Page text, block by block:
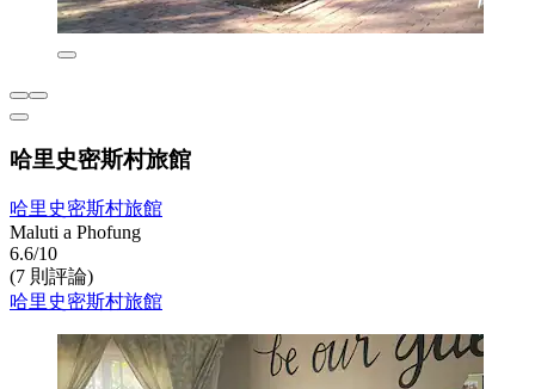
哈里史密斯村旅館
哈里史密斯村旅館
Maluti a Phofung
6.6/10
(7 則評論)
哈里史密斯村旅館